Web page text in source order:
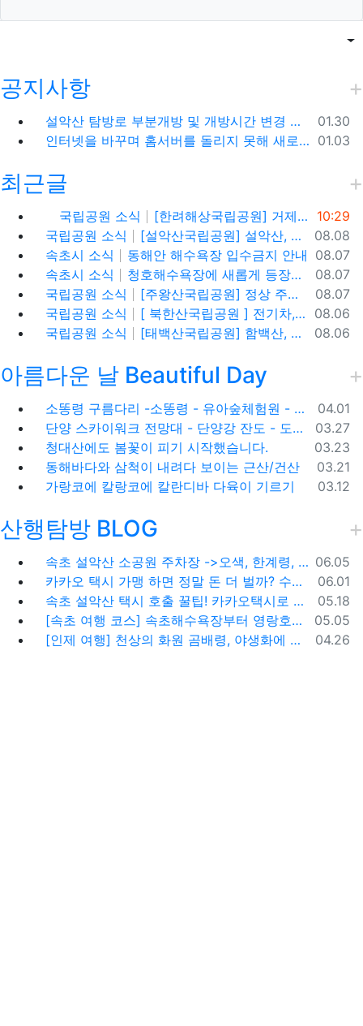
목록게
공지사항
등록일
01.30
설악산 탐방로 부분개방 및 개방시간 변경 안내(1.26.(금), 04:00 기준)
등록일
01.03
인터넷을 바꾸며 홈서버를 돌리지 못해 새로 시작합니다.
최근글
등록일
10:29
국립공원 소식
[한려해상국립공원] 거제도 신선대, 바람의 언덕(사유지), 우제봉 전망대, 거제도 여행코스
등록일
08.08
국립공원 소식
[설악산국립공원] 설악산, 싱그러운 대청봉과 내설악의 비경을 찾아서
등록일
08.07
속초시 소식
동해안 해수욕장 입수금지 안내
등록일
08.07
속초시 소식
청호해수욕장에 새롭게 등장한 아름다운 조형물! ✨
등록일
08.07
국립공원 소식
[주왕산국립공원] 정상 주봉 코스와 용추협곡 트래킹
등록일
08.06
국립공원 소식
[ 북한산국립공원 ] 전기차,수소차 등 무공해차량만 이용할 수 있는100% 친환경 야영장 - 북한산 사기막야영장
등록일
08.06
국립공원 소식 [태백산국립공원] 함백산, 운무가 가득한 싱그러운 풍경 속을 걷다
아름다운 날 Beautiful Day
등록일
04.01
소똥령 구름다리 -소똥령 - 유아숲체험원 - 장신유원지 / 캠핑장
등록일
03.27
단양 스카이워크 전망대 - 단양강 잔도 - 도담삼봉 / 석문 - 영월 청령포 입장료 주차료
등록일
03.23
청대산에도 봄꽃이 피기 시작했습니다.
등록일
03.21
동해바다와 삼척이 내려다 보이는 근산/건산
등록일
03.12
가랑코에 칼랑코에 칼란디바 다육이 기르기
산행탐방 BLOG
등록일
06.05
속초 설악산 소공원 주차장 ->오색, 한계령, 남교리, 백담사 용대리 택시 예약 방법
등록일
06.01
카카오 택시 가맹 하면 정말 돈 더 벌까? 수수료 대비 수익 분석과 비가맹의 영리한 선택
등록일
05.18
속초 설악산 택시 호출 꿀팁! 카카오택시로 빠르고 편하게 이용하는 방법
등록일
05.05
[속초 여행 코스] 속초해수욕장부터 영랑호까지, 꼭 가봐야 할 BEST 5
등록일
04.26
[인제 여행] 천상의 화원 곰배령, 야생화에 물들다 (예약 및 코스 팁)